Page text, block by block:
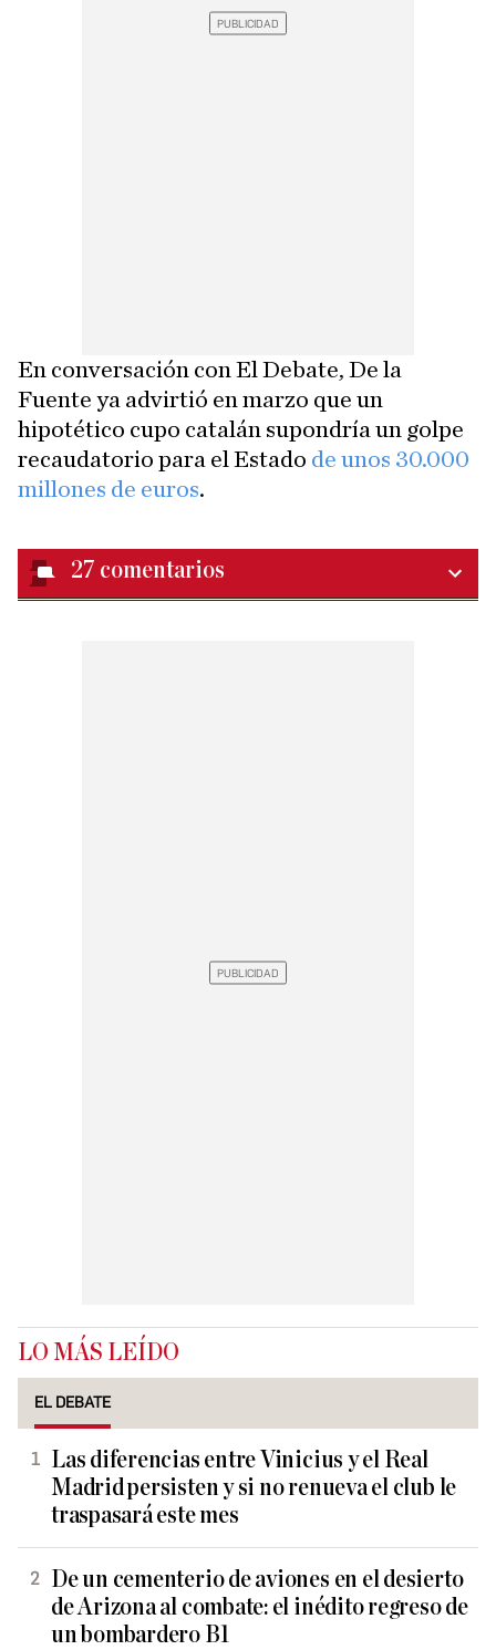
En conversación con El Debate, De la
Fuente ya advirtió en marzo que un
hipotético cupo catalán supondría un golpe
recaudatorio para el Estado de unos 30.000
millones de euros.
27 comentarios
LO MÁS LEÍDO
EL DEBATE
Las diferencias entre Vinicius y el Real
Madrid persisten y si no renueva el club le
traspasará este mes
De un cementerio de aviones en el desierto
de Arizona al combate: el inédito regreso de
un bombardero B1